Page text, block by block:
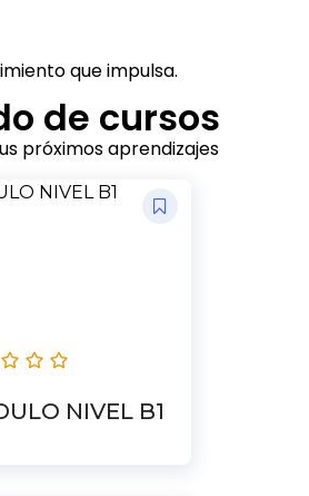
que impulsa.
de cursos
próximos aprendizajes
NIVEL B1